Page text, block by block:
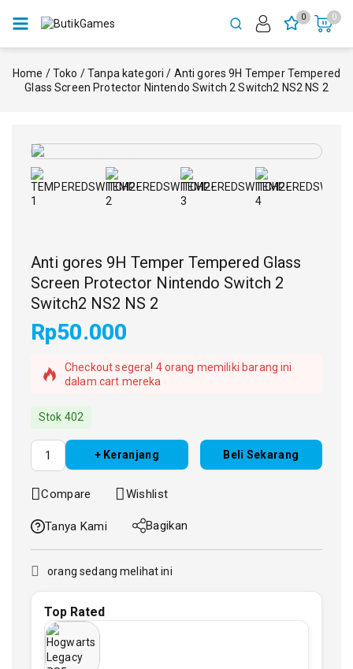
0 0
Home /Toko /Tanpa kategori / Anti gores 9H Temper Tempered
Glass Screen Protector Nintendo Switch 2 Switch2 NS2 NS 2
Top Rated
Anti gores 9H Temper Tempered Glass
Screen Protector Nintendo Switch 2
Switch2 NS2 NS 2
Rp50.000
5 produk terjual dalam 1 jam terakhir
dalam cart mereka
Stok 402
+ Keranjang Beli Sekarang
Compare Wishlist
Tanya Kami Bagikan
orang sedang melihat ini